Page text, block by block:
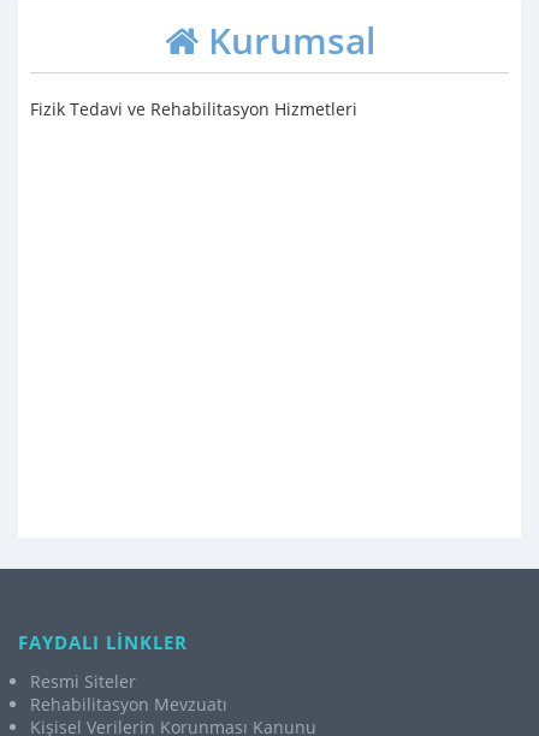
Kurumsal
Fizik Tedavi ve Rehabilitasyon Hizmetleri
FAYDALI LİNKLER
Resmi Siteler
Rehabilitasyon Mevzuatı
Kişisel Verilerin Korunması Kanunu